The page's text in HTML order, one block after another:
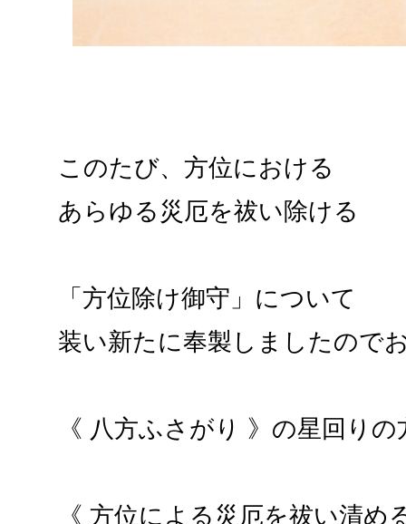
このたび、方位における
あらゆる災厄を祓い除ける
「方位除け御守」について
装い新たに奉製しましたので
《 八方ふさがり 》の星回り
《 方位による災厄を祓い清め